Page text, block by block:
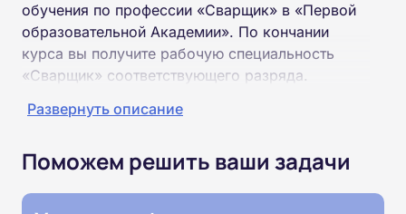
обучения по профессии «Сварщик» в «Первой
образовательной Академии». По кончании
курса вы получите рабочую специальность
«Сварщик» соответствующего разряда.
Пройти обучение и получить удостоверение
образования (9 или 11 классов).
Обучение проводится дистанционно на
Развернуть описание
Поможем решить ваши задачи